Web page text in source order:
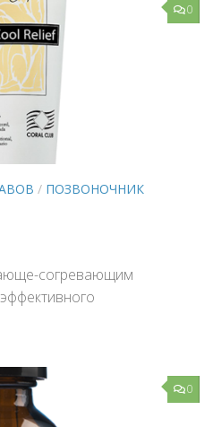
0
/ ПОЗВОНОЧНИК
согревающим
0